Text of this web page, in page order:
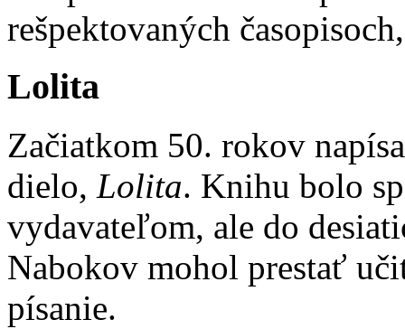
rešpektovaných
Lolita
Začiatkom 50. rokov
dielo, Lolita. Knihu bolo
vydavateľom, ale do
Nabokov mohol prestať
písanie.